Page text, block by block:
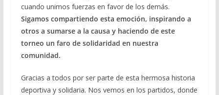
cuando unimos fuerzas en favor de los demás.
Sigamos compartiendo esta emoción, inspirando a
otros a sumarse a la causa y haciendo de este
torneo un faro de solidaridad en nuestra
comunidad.
Gracias a todos por ser parte de esta hermosa historia
deportiva y solidaria. Nos vemos en los partidos, donde